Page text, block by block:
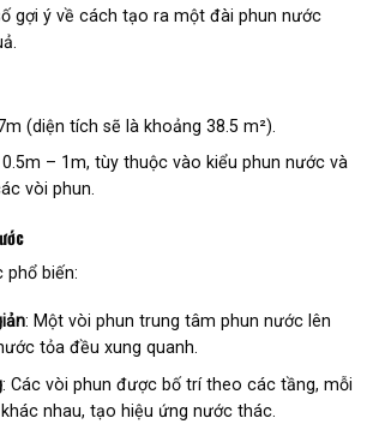
gợi ý về cách tạo ra một đài phun nước
(diện tích sẽ là khoảng 38.5 m²).
– 1m, tùy thuộc vào kiểu phun nước và
vòi phun.
phổ biến:
: Một vòi phun trung tâm phun nước lên
tỏa đều xung quanh.
: Các vòi phun được bố trí theo các tầng, mỗi
nhau, tạo hiệu ứng nước thác.